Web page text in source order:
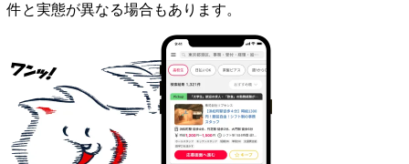
件と実態が異なる場合もあります。